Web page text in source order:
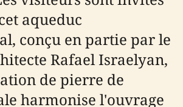
aqueduc
conçu en partie par le
Rafael Israelyan,
de pierre de
harmonise l'ouvrage